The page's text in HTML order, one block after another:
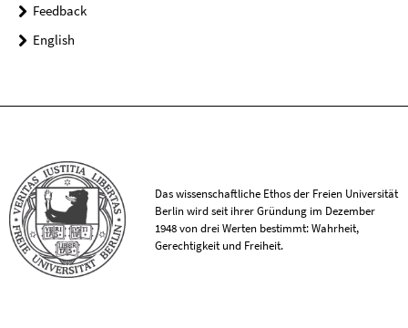
Feedback
English
Das wissenschaftliche Ethos der Freien Universität
Berlin wird seit ihrer Gründung im Dezember
1948 von drei Werten bestimmt: Wahrheit,
Gerechtigkeit und Freiheit.